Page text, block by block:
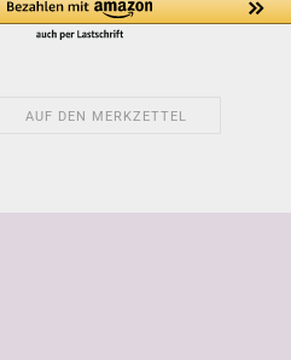
AUF DEN MERKZETTEL